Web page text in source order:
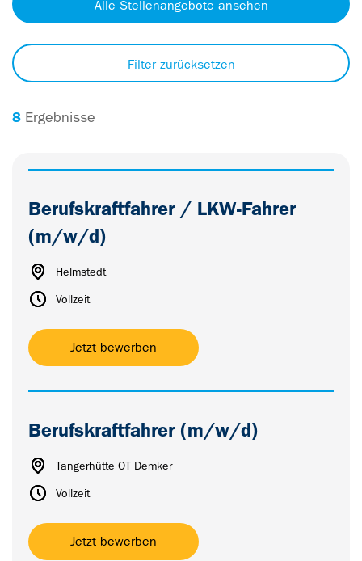
Filter zurücksetzen
8 Ergebnisse
Berufskraftfahrer / LKW-Fahrer
(m/w/d)
Helmstedt
Vollzeit
Jetzt bewerben
Berufskraftfahrer (m/w/d)
Tangerhütte OT Demker
Vollzeit
Jetzt bewerben